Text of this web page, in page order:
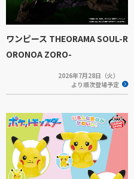
ワンピース THEORAMA SOUL-R
ORONOA ZORO-
2026年7月28日（火）
より順次登場予定